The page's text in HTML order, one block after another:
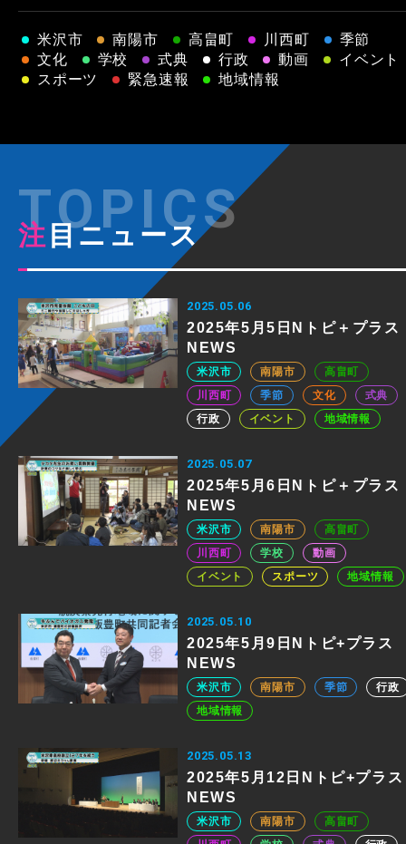
米沢市 南陽市 高畠町 川西町
季節
文化
学校 式典 行政 動画
イベント
スポーツ
緊急速報 地域情報
注目ニュース
2025.05.06
2025年5月5日Nトピ＋プラス
NEWS
米沢市 南陽市
高畠町
川西町
季節 文化
式典
行政
イベント 地域情報
2025.05.07
2025年5月6日Nトピ＋プラス
NEWS
米沢市 南陽市
高畠町
川西町
学校
動画
イベント
スポーツ 地域情報
2025.05.10
2025年5月9日Nトピ+プラス
NEWS
米沢市 南陽市 季節
行政
地域情報
2025.05.13
2025年5月12日Nトピ+プラス
NEWS
米沢市 南陽市
高畠町